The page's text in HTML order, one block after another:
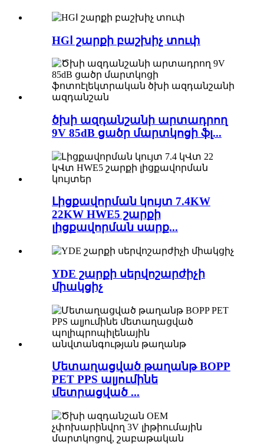
HGⅠ շարքի բաշխիչ տուփ
ծխի ազդանշանի արտադրող
9V 85dB ցածր մարտկոցի ֆլ...
Լիցքավորման կույտ 7.4KW
22KW HWE5 շարքի
լիցքավորման սարք...
YDE շարքի սերվոշարժիչի
միակցիչ
Մետաղացված թաղանթ BOPP
PET PPS ալյումինե
մետրացված ...